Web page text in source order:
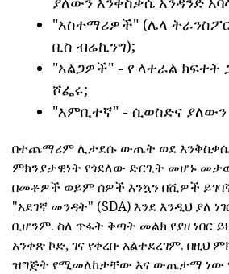
"አስተማሪዎች" (ሌላ
ቢስ ብሬኪንግ);
"አልጋዎች" - የ ላተራል
ሾፌሩ;
"እምቢተኛ" - ሲወስድና ያለውን
በተጨማሪም ሊታደሱ ውጤት ወደ
ምክንያታዊነት የጎደለው ድርጊት መሆኑ
በመቶዎች ወይም ሰዎች እንኳን በሺዎች
"አደገኛ መንዳት" (SDA) እንደ እንዲህ ያለ
ቢሆንም. ስለ ጥፋት ቅጣት መልክ የያዘ ነበር
አንቀጽ ኮድ, ገና የቀረቡ አልተደረገም. በዚህ
ዝግጅት የሚመለከታቸው እና ውጤታማ ነው